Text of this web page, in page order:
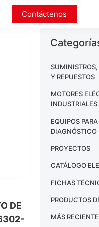
Contáctenos
Y REPUESTOS
MOTORES
INDUSTRIALES
EQUIPOS PARA
DIAGNÓSTICO
PROYECTOS
CATÁLOGO
FICHAS
PRODUCTOS
MÁS RECIENTE
DE